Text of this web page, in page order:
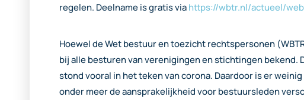
regelen. Deelname is gratis viahttps://wbtr.nl/actueel/
Hoewel de Wet bestuur en toezicht rechtspersonen
bij alle besturen van verenigingen en stichtingen bekend.
stond vooral in het teken van corona. Daardoor is er
onder meer de aansprakelijkheid voor bestuursleden